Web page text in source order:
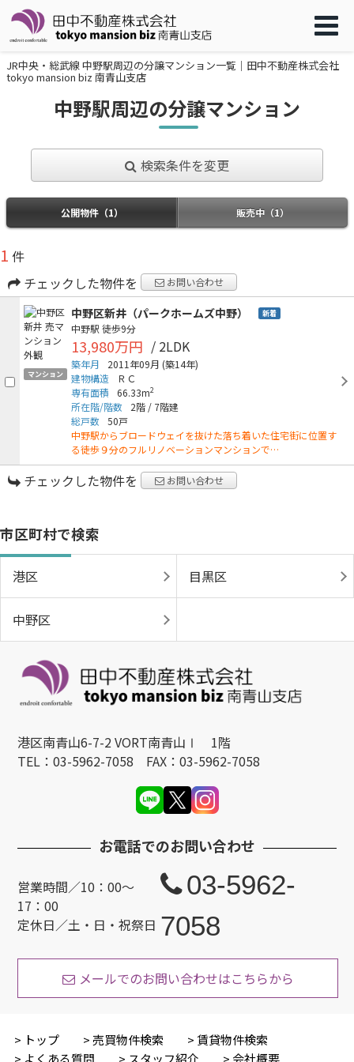
JR中央・総武線 中野駅周辺の分譲マンション一覧｜田中不動産株式会社
tokyo mansion biz 南青山支店
中野駅周辺の分譲マンション
検索条件を変更
公開物件（1） 販売中（1）
1 件
チェックした物件を
お問い合わせ
マンション
中野区新井（パークホームズ中野） 新着
中野駅 徒歩9分
13,980万円 / 2LDK
築年月 2011年09月 (築14年)
建物構造
ＲＣ
専有面積
66.33m2
所在階/階数 2階 / 7階建
総戸数 50戸
中野駅からブロードウェイを抜けた落ち着いた住宅街に位置す
る徒歩９分のフルリノベーションマンションで…
チェックした物件を お問い合わせ
市区町村で検索
港区 目黒区
中野区
港区南青山6-7-2 VORT南青山Ⅰ 1階
TEL：03-5962-7058 FAX：03-5962-7058
お電話でのお問い合わせ
営業時間／10：00〜
17：00
定休日／土・日・祝祭日
03-5962-
7058
メールでのお問い合わせはこちらから
トップ 売買物件検索
賃貸物件検索
よくある質問
スタッフ紹介 会社概要